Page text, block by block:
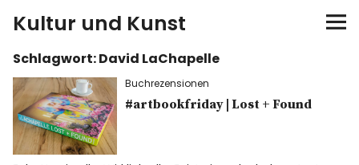
Kultur und Kunst
kultur & kunst
Ausstellungen
Spiele
Schlagwort:David LaChapelle
Buchrezensionen
#artbookfriday | Lost + Found